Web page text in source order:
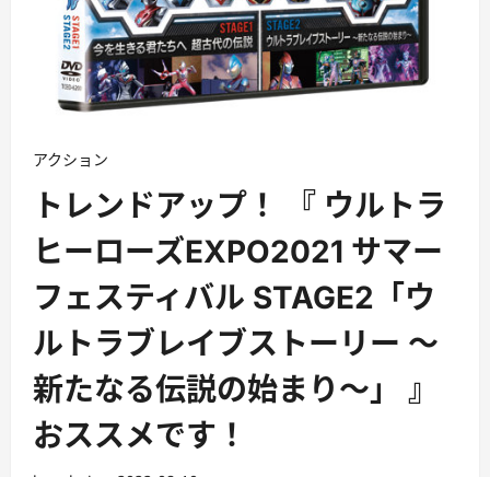
アクション
トレンドアップ！ 『 ウルトラ
ヒーローズEXPO2021 サマー
フェスティバル STAGE2「ウ
ルトラブレイブストーリー 〜
新たなる伝説の始まり〜」 』
おススメです！